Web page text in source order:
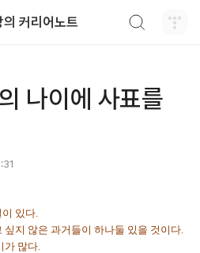
의 커리어노트
나이에 사표를
있다.
지 않은 과거들이 하나둘 있을 것이다.
가 많다.